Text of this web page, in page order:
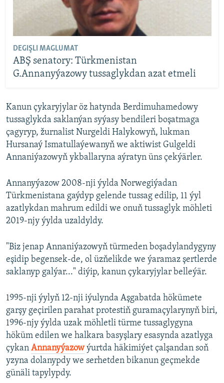
DEGIŞLI MAGLUMAT
ABŞ senatory: Türkmenistan
G.Annanyýazowy tussaglykdan azat etmeli
Kanun çykaryjylar öz hatynda Berdimuhamedowy
tussaglykda saklanýan syýasy bendileri boşatmaga
çagyryp, žurnalist Nurgeldi Halykowyň, lukman
Hursanaý Ismatullaýewanyň we aktiwist Gulgeldi
Annaniýazowyň ykballaryna aýratyn üns çekýärler.
Annanyýazow 2008-nji ýylda Norwegiýadan
Türkmenistana gaýdyp gelende tussag edilip, 11 ýyl
azatlykdan mahrum edildi we onuň tussaglyk möhleti
2019-njy ýylda uzaldyldy.
"Biz jenap Annaniýazowyň türmeden boşadylandygyny
eşidip begensek-de, ol üzňelikde we ýaramaz şertlerde
saklanyp galýar..." diýip, kanun çykaryjylar belleýär.
1995-nji ýylyň 12-nji iýulynda Aşgabatda hökümete
garşy geçirilen parahat protestiň guramaçylarynyň biri,
1996-njy ýylda uzak möhletli türme tussaglygyna
höküm edilen we halkara basyşlary esasynda azatlyga
çykan Annanyýazowýurtda häkimiýet çalşandan soň
yzyna dolanypdy we serhetden bikanun geçmekde
günäli tapylypdy.